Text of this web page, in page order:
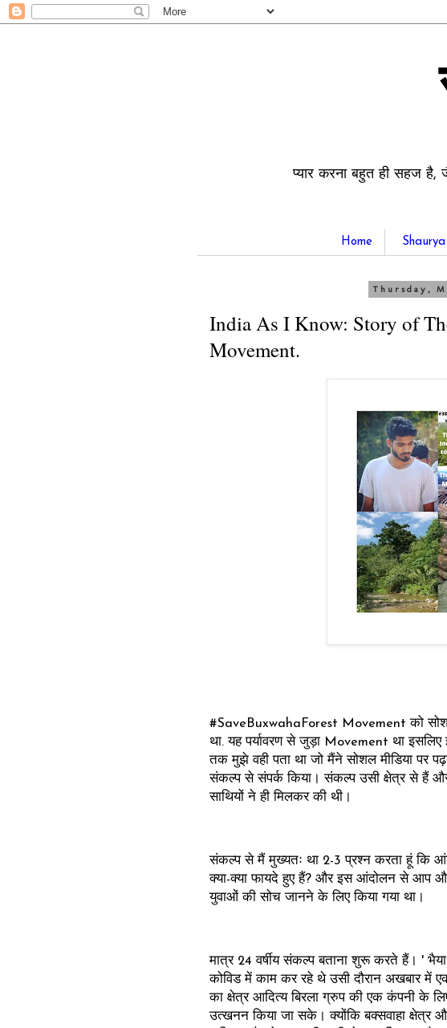
प्यार करना बहुत ही सहज
Home
Thursday,
India As I Know: Story of
Movement.
#SaveBuxwahaForest Movement को
था. यह पर्यावरण से जुड़ा Movement था
तक मुझे वही पता था जो मैंने सोशल मीडिया पर
संकल्प से संपर्क किया। संकल्प उसी क्षेत्र से
साथियों ने ही मिलकर की थी।
संकल्प से मैं मुख्यतः था 2-3 प्रश्न करता हूं
क्या-क्या फायदे हुए हैं? और इस आंदोलन से आप
युवाओं की सोच जानने के लिए किया गया था।
मात्र 24 वर्षीय संकल्प बताना शुरू करते हैं। '
कोविड में काम कर रहे थे उसी दौरान अखबार
का क्षेत्र आदित्य बिरला ग्रुप की एक कंपनी के
उत्खनन किया जा सके। क्योंकि बक्सवाहा क्षेत्र